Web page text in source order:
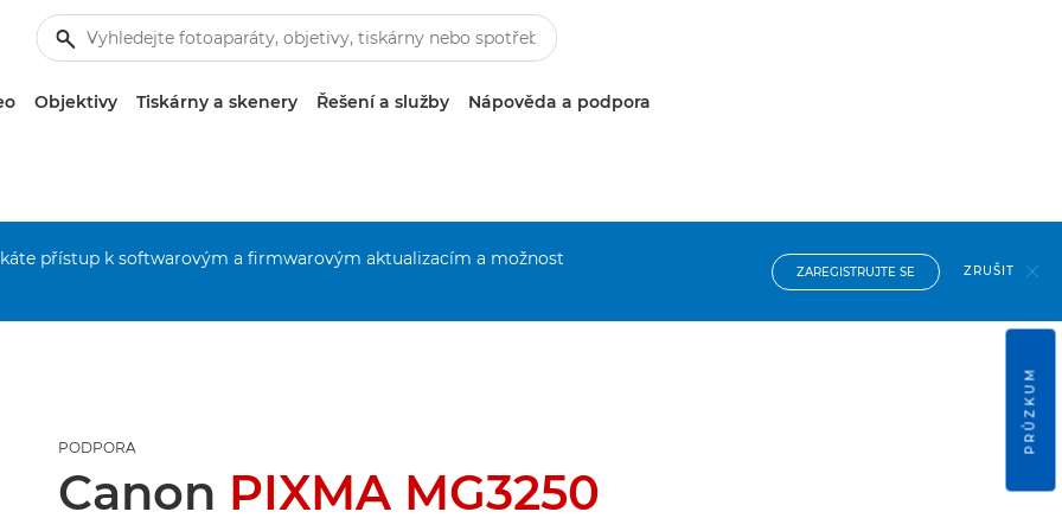
Objektivy Tiskárny a skenery Řešení a služby Nápověda a podpora
přístup k softwarovým a firmwarovým aktualizacím a možnost
ZAREGISTRUJTE SE ZRUŠIT
PODPORA
Canon PIXMA MG3250
PRŮZKUM